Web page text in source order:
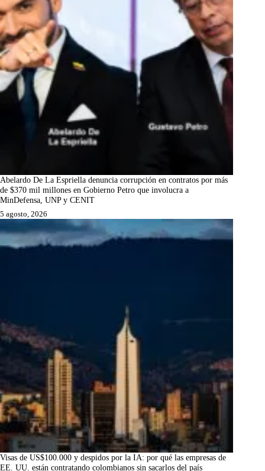
Abelardo De La Espriella denuncia corrupción en contratos por más
de $370 mil millones en Gobierno Petro que involucra a
MinDefensa, UNP y CENIT
5 agosto, 2026
Visas de US$100.000 y despidos por la IA: por qué las empresas de
EE. UU. están contratando colombianos sin sacarlos del país